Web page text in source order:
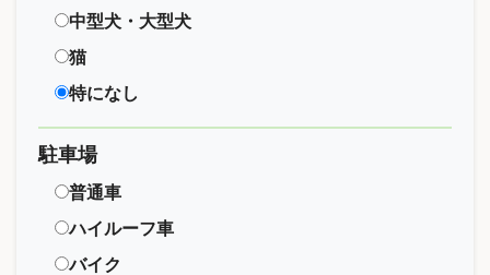
中型犬・大型犬
猫
特になし
駐車場
普通車
ハイルーフ車
バイク